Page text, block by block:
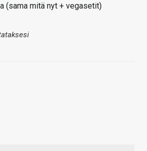
(sama mitä nyt + vegasetit)